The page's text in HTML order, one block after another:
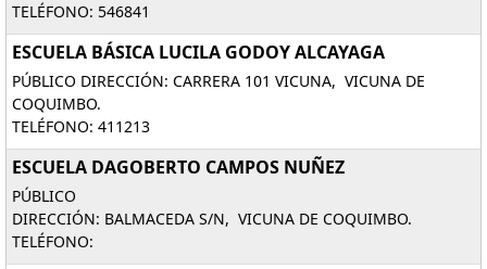
TELÉFONO: 546841
ESCUELA BÁSICA LUCILA GODOY ALCAYAGA
PÚBLICO DIRECCIÓN: CARRERA 101 VICUNA, VICUNA DE
COQUIMBO.
TELÉFONO: 411213
ESCUELA DAGOBERTO CAMPOS NUÑEZ
PÚBLICO
DIRECCIÓN: BALMACEDA S/N, VICUNA DE COQUIMBO.
TELÉFONO: